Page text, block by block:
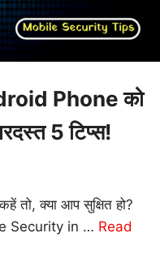
Phone को
5 टिप्स!
तो, क्या आप सुक्षित हो?
Security in … Read